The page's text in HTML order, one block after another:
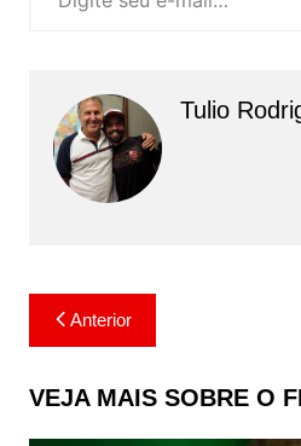
Tulio
Navegação
de
Post
Anterior
VEJA MAIS SOBRE O